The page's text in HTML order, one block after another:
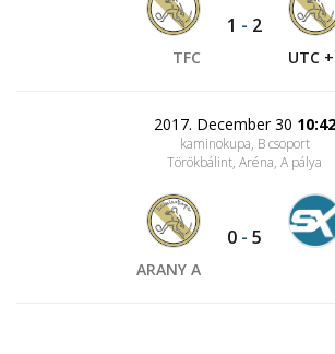
TFC
1 - 2
UTC
2017. December 30 10:42
kaminokupa, B csoport
Törökbálint, Aréna, A pálya
ARANY A
0 - 5